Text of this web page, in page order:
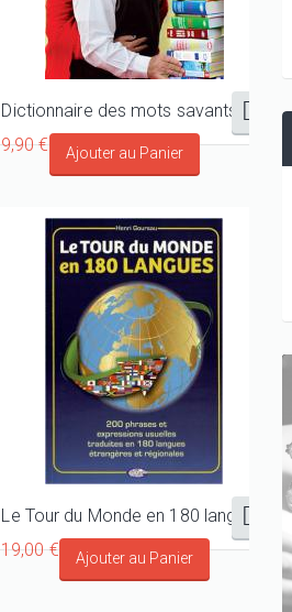
9,90 €
19,00 €